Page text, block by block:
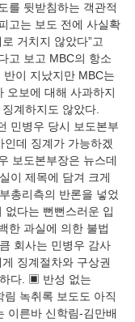
를 뒷받침하는 객관적
고는 보도 전에 사실확
거치지 않았다”고
고 보고 MBC의 항소
이 지났지만 MBC는
오보에 대해 사과하지
계하지도 않았다.
민병우 당시 보도본부
데 징계가 가능하겠
보도본부장은 뉴스데
이 제목에 담겨 크게
총리측의 반론을 넣었
없다는 뻔뻔스러운 입
한 과실에 의한 불법
회사는 민병우 감사
징계절차와 구상권
다. ▣ 반성 없는
녹취록 보도도 아직
이른바 신학림-김만배